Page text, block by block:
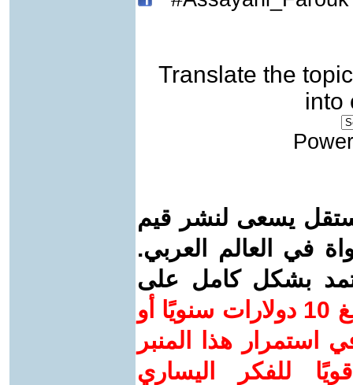
Translate the topic
into
يسعى لنشر قيم
في العالم العربي.
بشكل كامل على
ساهم/ي معنا! بدعمكم بمبلغ 10 دولارات سنويًا أو
استمرار هذا المنبر
للفكر اليساري